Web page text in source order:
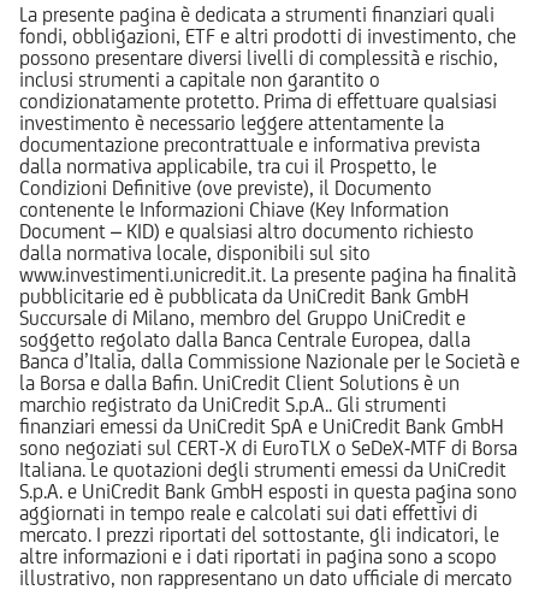
La presente pagina è dedicata a strumenti finanziari quali
fondi, obbligazioni, ETF e altri prodotti di investimento, che
possono presentare diversi livelli di complessità e rischio,
inclusi strumenti a capitale non garantito o
condizionatamente protetto. Prima di effettuare qualsiasi
investimento è necessario leggere attentamente la
documentazione precontrattuale e informativa prevista
dalla normativa applicabile, tra cui il Prospetto, le
Condizioni Definitive (ove previste), il Documento
contenente le Informazioni Chiave (Key Information
Document – KID) e qualsiasi altro documento richiesto
dalla normativa locale, disponibili sul sito
www.investimenti.unicredit.it. La presente pagina ha finalità
pubblicitarie ed è pubblicata da UniCredit Bank GmbH
Succursale di Milano, membro del Gruppo UniCredit e
soggetto regolato dalla Banca Centrale Europea, dalla
Banca d’Italia, dalla Commissione Nazionale per le Società e
la Borsa e dalla Bafin. UniCredit Client Solutions è un
marchio registrato da UniCredit S.p.A.. Gli strumenti
finanziari emessi da UniCredit SpA e UniCredit Bank GmbH
sono negoziati sul CERT-X di EuroTLX o SeDeX-MTF di Borsa
Italiana. Le quotazioni degli strumenti emessi da UniCredit
S.p.A. e UniCredit Bank GmbH esposti in questa pagina sono
aggiornati in tempo reale e calcolati sui dati effettivi di
mercato. I prezzi riportati del sottostante, gli indicatori, le
altre informazioni e i dati riportati in pagina sono a scopo
illustrativo, non rappresentano un dato ufficiale di mercato